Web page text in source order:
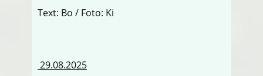
Text: Bo / Foto: Ki
29.08.2025